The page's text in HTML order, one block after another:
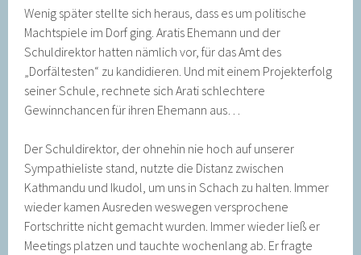
Wenig später stellte sich heraus, dass es um politische
Machtspiele im Dorf ging. Aratis Ehemann und der
Schuldirektor hatten nämlich vor, für das Amt des
„Dorfältesten“ zu kandidieren. Und mit einem Projekterfolg
seiner Schule, rechnete sich Arati schlechtere
Gewinnchancen für ihren Ehemann aus…
Der Schuldirektor, der ohnehin nie hoch auf unserer
Sympathieliste stand, nutzte die Distanz zwischen
Kathmandu und Ikudol, um uns in Schach zu halten. Immer
wieder kamen Ausreden weswegen versprochene
Fortschritte nicht gemacht wurden. Immer wieder ließ er
Meetings platzen und tauchte wochenlang ab. Er fragte